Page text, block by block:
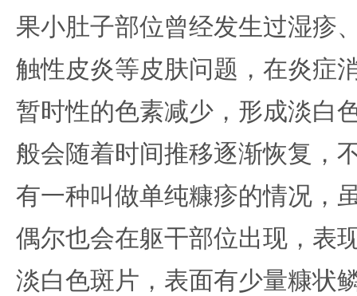
果小肚子部位曾经发生过湿疹
触性皮炎等皮肤问题，在炎症
暂时性的色素减少，形成淡白
般会随着时间推移逐渐恢复，
有一种叫做单纯糠疹的情况，
偶尔也会在躯干部位出现，表
淡白色斑片，表面有少量糠状